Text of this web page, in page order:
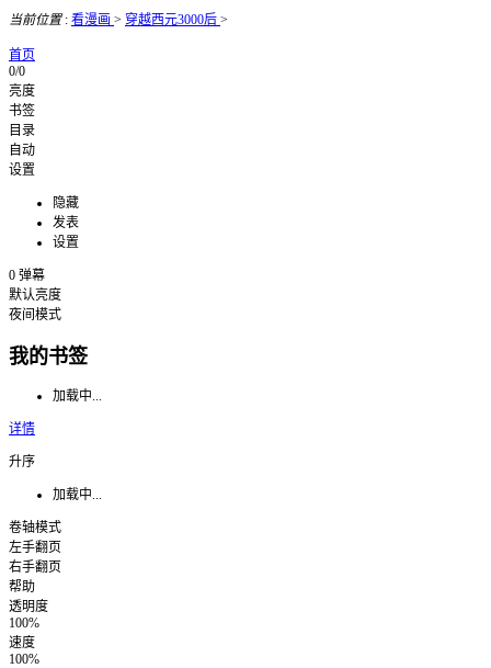
当前位置: 看漫画 > 穿越西元3000后 >
首页
0/0
亮度
书签
目录
自动
设置
隐藏
发表
设置
0 弹幕
默认亮度
夜间模式
我的书签
加载中...
详情
升序
加载中...
卷轴模式
左手翻页
右手翻页
帮助
透明度
100%
速度
100%